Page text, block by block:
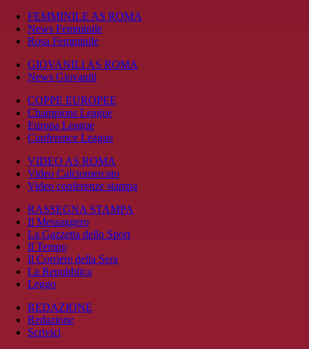
FEMMINILE AS ROMA
News Femminile
Rosa Femminile
GIOVANILI AS ROMA
News Giovanili
COPPE EUROPEE
Champions League
Europa League
Conference League
VIDEO AS ROMA
Video Calciomercato
Video conferenze stampa
RASSEGNA STAMPA
Il Messaggero
La Gazzetta dello Sport
Il Tempo
Il Corriere della Sera
La Repubblica
Leggo
REDAZIONE
Redazione
Scrivici